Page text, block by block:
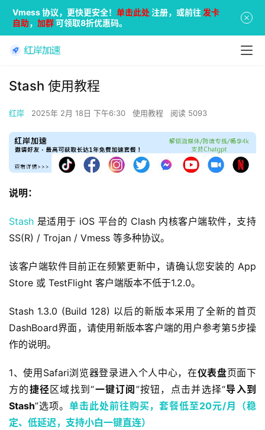
Stash 使用教程
红岸 2025年 2月 18日 下午6:30 使用教程 阅读 5093
说明：
Stash 是适用于 iOS 平台的 Clash 内核客户端软件，支持
SS(R) / Trojan / Vmess 等多种协议。
该客户端软件目前正在频繁更新中，请确认您安装的 App
Store 或 TestFlight 客户端版本不低于1.2.0。
Stash 1.3.0 (Build 128) 以后的新版本采用了全新的首页
DashBoard界面，请使用新版本客户端的用户参考第5步操
作的说明。
1、使用Safari浏览器登录进入个人中心，在仪表盘页面下
方的捷径区域找到“一键订阅”按钮，点击并选择“导入到
Stash”选项。 单击此处前往购买，套餐低至20元/月（稳
定、低延迟，支持小白一键直连）
Vmess 协议，更快更安全！ 单击此处注册，或前往 发卡
自助， 加群可领取8折优惠码。